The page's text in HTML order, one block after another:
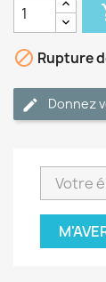
 Rupture
Donnez